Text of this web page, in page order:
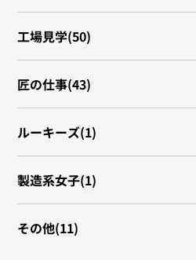
工場見学(50)
匠の仕事(43)
ルーキーズ(1)
製造系女子(1)
その他(11)